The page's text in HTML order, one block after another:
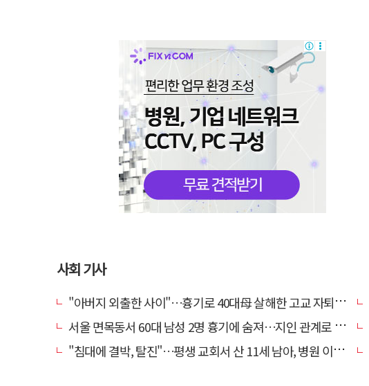
사회 기사
"아버지 외출한 사이"…흉기로 40대母 살해한 고교 자퇴생, 구속 기로에
서울 면목동서 60대 남성 2명 흉기에 숨져…지인 관계로 추정
"침대에 결박, 탈진"…평생 교회서 산 11세 남아, 병원 이송 끝 숨져